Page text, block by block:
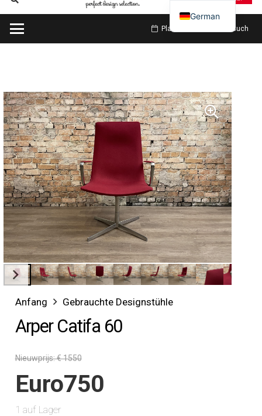
Planen Sie meinen Besuch
Anfang Gebrauchte Designstühle
Arper Catifa 60
Nieuwprijs: € 1550
Euro750
1 auf Lager
German